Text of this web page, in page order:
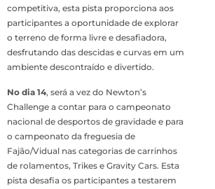
competitiva, esta pista proporciona aos
participantes a oportunidade de explorar
o terreno de forma livre e desafiadora,
desfrutando das descidas e curvas em um
ambiente descontraído e divertido.
No dia 14, será a vez do Newton’s
Challenge a contar para o campeonato
nacional de desportos de gravidade e para
o campeonato da freguesia de
Fajão/Vidual nas categorias de carrinhos
de rolamentos, Trikes e Gravity Cars. Esta
pista desafia os participantes a testarem